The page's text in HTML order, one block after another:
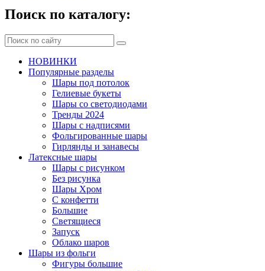
Поиск по каталогу:
НОВИНКИ
Популярные разделы
Шары под потолок
Гелиевые букеты
Шары со светодиодами
Тренды 2024
Шары с надписями
Фольгированные шары
Гирлянды и занавесы
Латексные шары
Шары с рисунком
Без рисунка
Шары Хром
C конфетти
Большие
Светящиеся
Запуск
Облако шаров
Шары из фольги
Фигуры большие